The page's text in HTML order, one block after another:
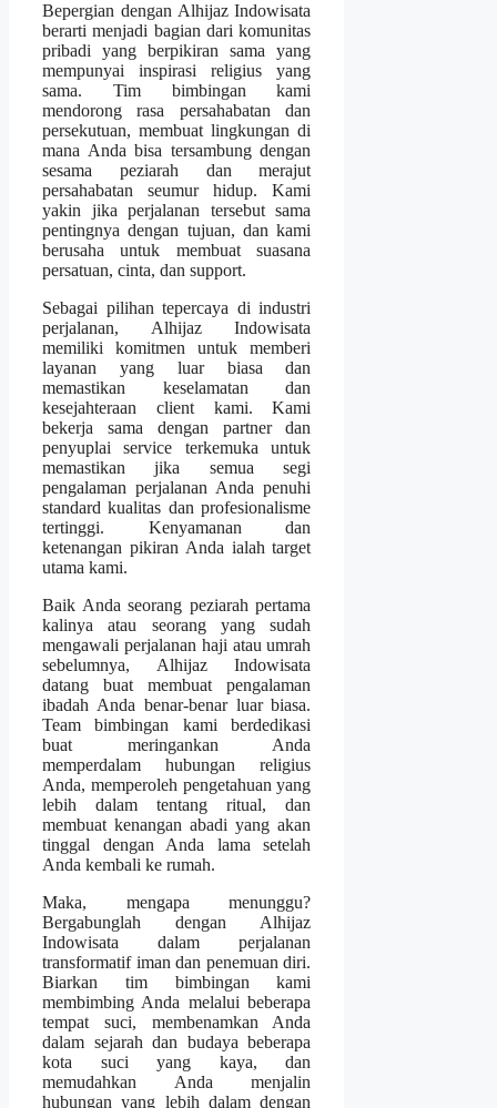
Bepergian dengan Alhijaz Indowisata
berarti menjadi bagian dari komunitas
pribadi yang berpikiran sama yang
mempunyai inspirasi religius yang
sama. Tim bimbingan kami
mendorong rasa persahabatan dan
persekutuan, membuat lingkungan di
mana Anda bisa tersambung dengan
sesama peziarah dan merajut
persahabatan seumur hidup. Kami
yakin jika perjalanan tersebut sama
pentingnya dengan tujuan, dan kami
berusaha untuk membuat suasana
persatuan, cinta, dan support.
Sebagai pilihan tepercaya di industri
perjalanan, Alhijaz Indowisata
memiliki komitmen untuk memberi
layanan yang luar biasa dan
memastikan keselamatan dan
kesejahteraan client kami. Kami
bekerja sama dengan partner dan
penyuplai service terkemuka untuk
memastikan jika semua segi
pengalaman perjalanan Anda penuhi
standard kualitas dan profesionalisme
tertinggi. Kenyamanan dan
ketenangan pikiran Anda ialah target
utama kami.
Baik Anda seorang peziarah pertama
kalinya atau seorang yang sudah
mengawali perjalanan haji atau umrah
sebelumnya, Alhijaz Indowisata
datang buat membuat pengalaman
ibadah Anda benar-benar luar biasa.
Team bimbingan kami berdedikasi
buat meringankan Anda
memperdalam hubungan religius
Anda, memperoleh pengetahuan yang
lebih dalam tentang ritual, dan
membuat kenangan abadi yang akan
tinggal dengan Anda lama setelah
Anda kembali ke rumah.
Maka, mengapa menunggu?
Bergabunglah dengan Alhijaz
Indowisata dalam perjalanan
transformatif iman dan penemuan diri.
Biarkan tim bimbingan kami
membimbing Anda melalui beberapa
tempat suci, membenamkan Anda
dalam sejarah dan budaya beberapa
kota suci yang kaya, dan
memudahkan Anda menjalin
hubungan yang lebih dalam dengan